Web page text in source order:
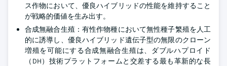
ス作物において、優良ハイブリッドの性能を維持すること
が戦略的価値を生み出す。
合成無融合生殖：有性作物種において無性種子繁殖を人工
的に誘導し、優良ハイブリッド遺伝子型の無限のクローン
増殖を可能にする合成無融合生殖は、ダブルハプロイド
（DH）技術プラットフォームと交差する最も革新的な長